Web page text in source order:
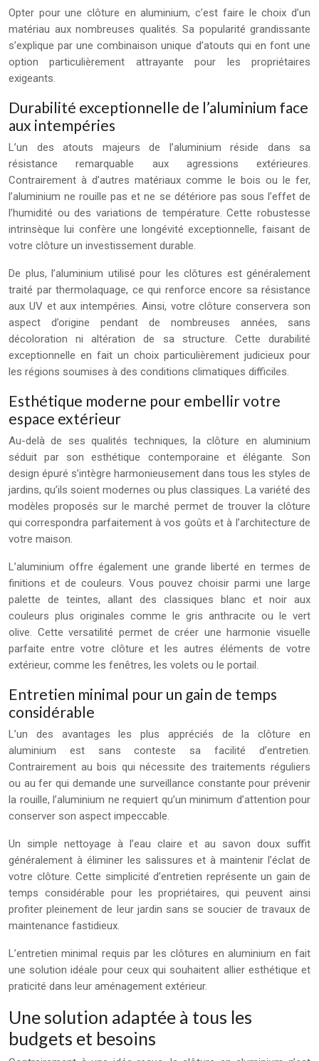
Opter pour une clôture en aluminium, c’est faire le choix d’un
matériau aux nombreuses qualités. Sa popularité grandissante
s’explique par une combinaison unique d’atouts qui en font une
option particulièrement attrayante pour les propriétaires
exigeants.
Durabilité exceptionnelle de l’aluminium face
aux intempéries
L’un des atouts majeurs de l’aluminium réside dans sa
résistance remarquable aux agressions extérieures.
Contrairement à d’autres matériaux comme le bois ou le fer,
l’aluminium ne rouille pas et ne se détériore pas sous l’effet de
l’humidité ou des variations de température. Cette robustesse
intrinsèque lui confère une longévité exceptionnelle, faisant de
votre clôture un investissement durable.
De plus, l’aluminium utilisé pour les clôtures est généralement
traité par thermolaquage, ce qui renforce encore sa résistance
aux UV et aux intempéries. Ainsi, votre clôture conservera son
aspect d’origine pendant de nombreuses années, sans
décoloration ni altération de sa structure. Cette durabilité
exceptionnelle en fait un choix particulièrement judicieux pour
les régions soumises à des conditions climatiques difficiles.
Esthétique moderne pour embellir votre
espace extérieur
Au-delà de ses qualités techniques, la clôture en aluminium
séduit par son esthétique contemporaine et élégante. Son
design épuré s’intègre harmonieusement dans tous les styles de
jardins, qu’ils soient modernes ou plus classiques. La variété des
modèles proposés sur le marché permet de trouver la clôture
qui correspondra parfaitement à vos goûts et à l’architecture de
votre maison.
L’aluminium offre également une grande liberté en termes de
finitions et de couleurs. Vous pouvez choisir parmi une large
palette de teintes, allant des classiques blanc et noir aux
couleurs plus originales comme le gris anthracite ou le vert
olive. Cette versatilité permet de créer une harmonie visuelle
parfaite entre votre clôture et les autres éléments de votre
extérieur, comme les fenêtres, les volets ou le portail.
Entretien minimal pour un gain de temps
considérable
L’un des avantages les plus appréciés de la clôture en
aluminium est sans conteste sa facilité d’entretien.
Contrairement au bois qui nécessite des traitements réguliers
ou au fer qui demande une surveillance constante pour prévenir
la rouille, l’aluminium ne requiert qu’un minimum d’attention pour
conserver son aspect impeccable.
Un simple nettoyage à l’eau claire et au savon doux suffit
généralement à éliminer les salissures et à maintenir l’éclat de
votre clôture. Cette simplicité d’entretien représente un gain de
temps considérable pour les propriétaires, qui peuvent ainsi
profiter pleinement de leur jardin sans se soucier de travaux de
maintenance fastidieux.
L’entretien minimal requis par les clôtures en aluminium en fait
une solution idéale pour ceux qui souhaitent allier esthétique et
praticité dans leur aménagement extérieur.
Une solution adaptée à tous les
budgets et besoins